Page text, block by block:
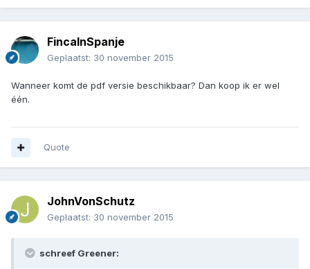
FincaInSpanje
Geplaatst: 30 november 2015
Wanneer komt de pdf versie beschikbaar? Dan koop ik er wel
één.
Quote
JohnVonSchutz
Geplaatst: 30 november 2015
schreef Greener: